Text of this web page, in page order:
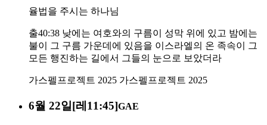
율법을 주시는 하나님
출40:38 낮에는 여호와의 구름이 성막 위에 있고 밤에는
불이 그 구름 가운데에 있음을 이스라엘의 온 족속이 그
모든 행진하는 길에서 그들의 눈으로 보았더라
가스펠프로젝트 2025 가스펠프로젝트 2025
6월 22일[레11:45]GAE